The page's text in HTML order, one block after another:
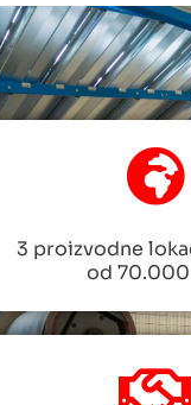
3 proizvodne
od 70.000